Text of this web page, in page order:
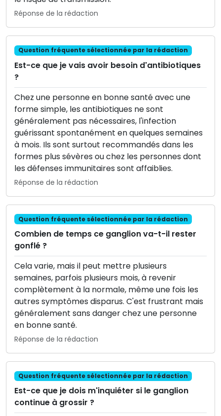
Réponse de la rédaction
Question fréquente sélectionnée par la rédaction
Est-ce que je vais avoir besoin d'antibiotiques
?
Chez une personne en bonne santé avec une
forme simple, les antibiotiques ne sont
généralement pas nécessaires, l'infection
guérissant spontanément en quelques semaines
à mois. Ils sont surtout recommandés dans les
formes plus sévères ou chez les personnes dont
les défenses immunitaires sont affaiblies.
Réponse de la rédaction
Question fréquente sélectionnée par la rédaction
Combien de temps ce ganglion va-t-il rester
gonflé ?
Cela varie, mais il peut mettre plusieurs
semaines, parfois plusieurs mois, à revenir
complètement à la normale, même une fois les
autres symptômes disparus. C'est frustrant mais
généralement sans danger chez une personne
en bonne santé.
Réponse de la rédaction
Question fréquente sélectionnée par la rédaction
Est-ce que je dois m'inquiéter si le ganglion
continue à grossir ?